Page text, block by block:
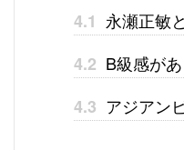
4.1 永瀬正敏
4.2 B級感が
4.3 アジアン